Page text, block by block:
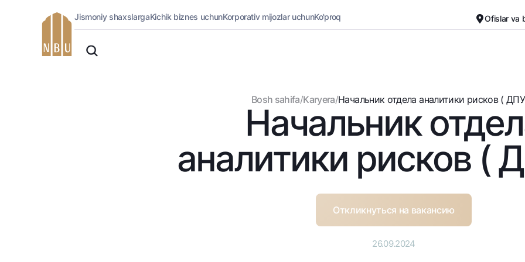
O'zbek Onlayn-bank
Omonatlar
Hamma uchun
Jozibali
Vozmojno vse
Hamma uchun USD uchun
Kartalar
Bepul
Premial
Sayohatchiga
Visa FIFA
Jismoniy shaxslargaKichik biznes uchunKorporativ mijozlar uchunKo'proq Ofislar va
Oq-qora versiya
Ovozni yoqish
Bosh sahifa/Karyera/Начальник отдела аналитики рисков (
Начальник
аналитики рисков (
Откликнуться на вакансию
26.09.2024